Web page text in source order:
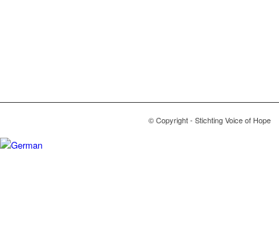
© Copyright - Stichting Voice of Hope